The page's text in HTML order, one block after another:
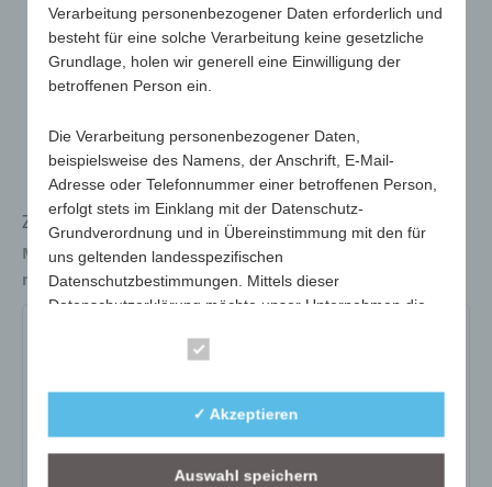
Zettelbox, inkl. Papier (weiß)
Maße
93 x 93 x 91 mm
max. Werbefläche 60 x 75 mm (2x)
Art.-Nr.:105-ip-inkl. Papier
Variante:inkl. Papier
100
Verarbeitung personenbezogener Daten erforderlich und
besteht für eine solche Verarbeitung keine gesetzliche
Grundlage, holen wir generell eine Einwilligung der
betroffenen Person ein.
Die Verarbeitung personenbezogener Daten,
beispielsweise des Namens, der Anschrift, E-Mail-
Adresse oder Telefonnummer einer betroffenen Person,
erfolgt stets im Einklang mit der Datenschutz-
Grundverordnung und in Übereinstimmung mit den für
uns geltenden landesspezifischen
Datenschutzbestimmungen. Mittels dieser
Datenschutzerklärung möchte unser Unternehmen die
erhobenen, genutzten und verarbeiteten
über die ihnen zustehenden Rechte aufgeklärt.
Wir haben als für die Verarbeitung Verantwortlicher
✓ Akzeptieren
Auswahl speichern